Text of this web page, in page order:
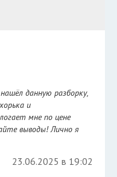
данную разборку,
и
мне по цене
выводы! Лично я
23.06.2025 в 19:02